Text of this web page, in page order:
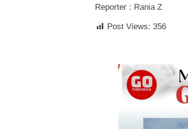
Reporter : Rania Z
Post Views: 356